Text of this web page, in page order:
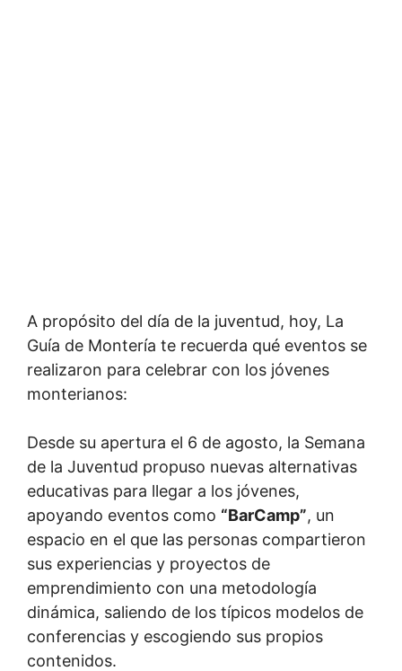
A propósito del día de la juventud, hoy, La
Guía de Montería te recuerda qué eventos se
realizaron para celebrar con los jóvenes
monterianos:
Desde su apertura el 6 de agosto, la Semana
de la Juventud propuso nuevas alternativas
educativas para llegar a los jóvenes,
apoyando eventos como “BarCamp”, un
espacio en el que las personas compartieron
sus experiencias y proyectos de
emprendimiento con una metodología
dinámica, saliendo de los típicos modelos de
conferencias y escogiendo sus propios
contenidos.